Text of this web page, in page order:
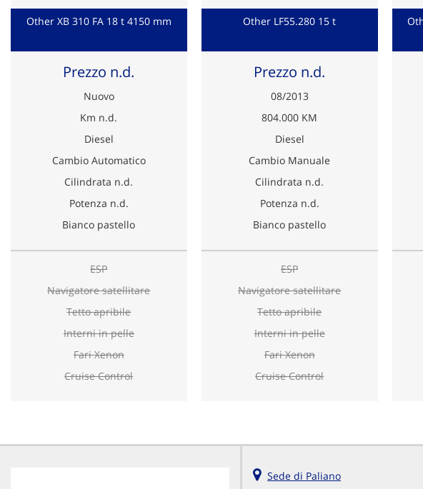
Other XB 310 FA 18 t 4150 mm
Prezzo n.d.
Nuovo
Km n.d.
Diesel
Cambio Automatico
Cilindrata n.d.
Potenza n.d.
Bianco pastello
ESP
Navigatore satellitare
Tetto apribile
Interni in pelle
Fari Xenon
Cruise Control
Other LF55.280 15 t
Prezzo n.d.
08/2013
804.000 KM
Diesel
Cambio Manuale
Cilindrata n.d.
Potenza n.d.
Bianco pastello
ESP
Navigatore satellitare
Tetto apribile
Interni in pelle
Fari Xenon
Cruise Control
Sede di Paliano